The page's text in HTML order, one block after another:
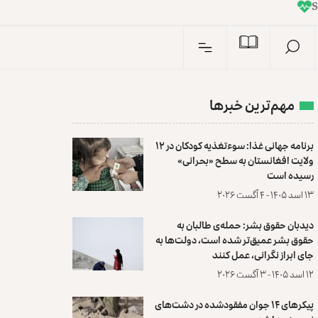
n
I
مهم‌ترین خبرها
برنامه جهانی غذا: سوءتغذیه کودکان در ۱۲
ولایت افغانستان به سطح «بحرانی»
رسیده است
۱۳ اسد ۱۴۰۵ - ۴ آگست ۲۰۲۶
دیدبان حقوق بشر: حمله‌ی طالبان به
حقوق بشر عمیق‌تر شده است، دولت‌ها به
جای ابراز نگرانی، عمل کنند
۱۲ اسد ۱۴۰۵ - ۳ آگست ۲۰۲۶
پیکرهای ۱۴ جوان مفقودشده در دشت‌های